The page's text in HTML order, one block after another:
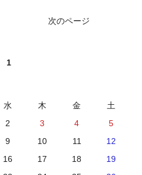
次のページ
1
水 木 金
土
2 3 4
5
9 10 11
12
16 17 18
19